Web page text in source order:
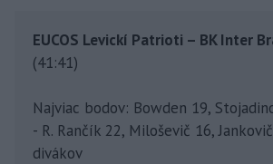
EUCOS Levickí Patrioti – BK Inter
(41:41)
Najviac bodov: Bowden 19,
- R. Rančík 22, Miloševič 16,
divákov